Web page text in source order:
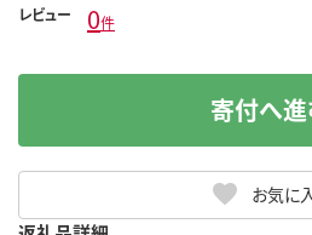
レビュー 0件
お気に
寄付へ